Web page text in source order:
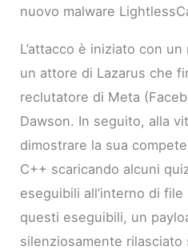
nuovo malware
L’attacco è iniziato con
un attore di Lazarus che
reclutatore di Meta
Dawson. In seguito, alla
dimostrare la sua
C++ scaricando alcuni
eseguibili all’interno di file
questi eseguibili, un
silenziosamente rilasciato